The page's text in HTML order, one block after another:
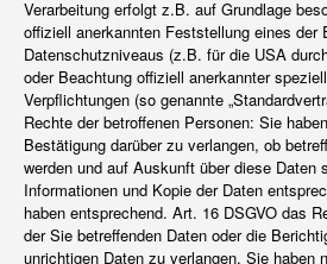
Verarbeitung erfolgt z.B. auf Grundlage
offiziell anerkannten Feststellung eines der
Datenschutzniveaus (z.B. für die USA
oder Beachtung offiziell anerkannter
Verpflichtungen (so genannte
Rechte der betroffenen Personen: Sie
Bestätigung darüber zu verlangen, ob
werden und auf Auskunft über diese Daten
Informationen und Kopie der Daten
haben entsprechend. Art. 16 DSGVO das
der Sie betreffenden Daten oder die
unrichtigen Daten zu verlangen. Sie haben